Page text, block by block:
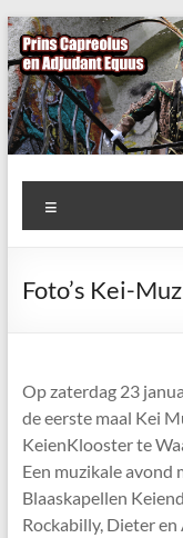
Ga
naar
de
inhoud
AWC
de
Keien
De
Keien
Foto’s Kei-
Op zaterdag 23
de eerste maal Kei
KeienKlooster te
Een muzikale avond
Blaaskapellen
Rockabilly, Dieter en